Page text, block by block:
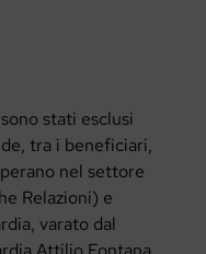
stati esclusi
tra i beneficiari,
nel settore
Relazioni) e
varato dal